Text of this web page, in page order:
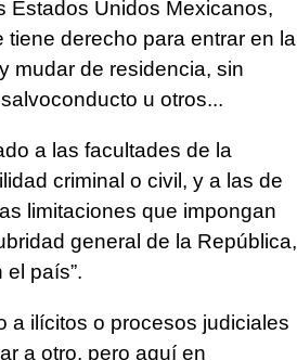
Estados Unidos Mexicanos,
tiene derecho para entrar en la
mudar de residencia, sin
u otros...
a las facultades de la
criminal o civil, y a las de
limitaciones que impongan
general de la República,
país”.
a ilícitos o procesos judiciales
a otro, pero aquí en